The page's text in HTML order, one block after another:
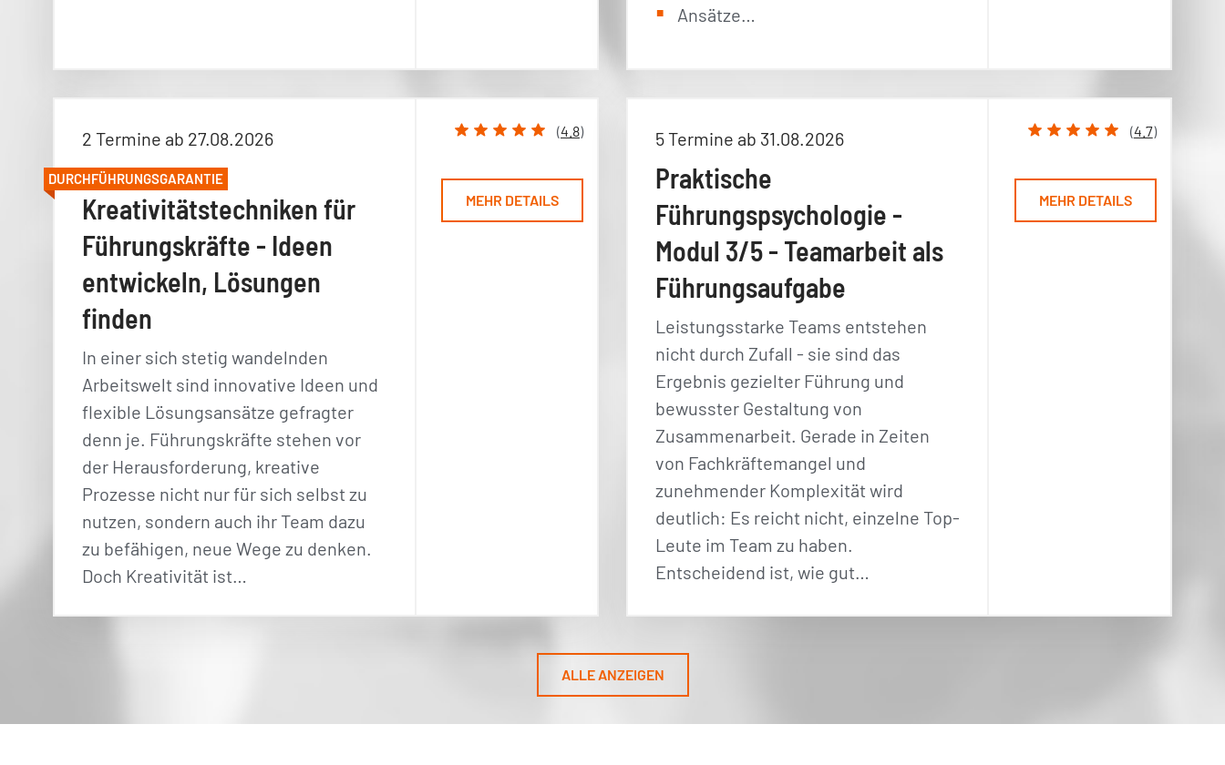
Ansätze…
2 Termine ab 27.08.2026
DURCHFÜHRUNGSGARANTIE
Kreativitätstechniken für
Führungskräfte - Ideen
entwickeln, Lösungen
finden
In einer sich stetig wandelnden
Arbeitswelt sind innovative Ideen und
flexible Lösungsansätze gefragter
denn je. Führungskräfte stehen vor
der Herausforderung, kreative
Prozesse nicht nur für sich selbst zu
nutzen, sondern auch ihr Team dazu
zu befähigen, neue Wege zu denken.
Doch Kreativität ist…
(4.8)
MEHR DETAILS
5 Termine ab 31.08.2026
Praktische
Führungspsychologie -
Modul 3/5 - Teamarbeit als
Führungsaufgabe
Leistungsstarke Teams entstehen
nicht durch Zufall - sie sind das
Ergebnis gezielter Führung und
bewusster Gestaltung von
Zusammenarbeit. Gerade in Zeiten
von Fachkräftemangel und
zunehmender Komplexität wird
deutlich: Es reicht nicht, einzelne Top-
Leute im Team zu haben.
Entscheidend ist, wie gut…
(4.7)
MEHR DETAILS
ALLE ANZEIGEN